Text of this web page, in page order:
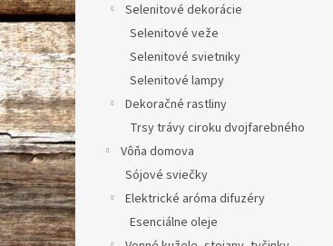
Selenitové dekorácie
Selenitové veže
Selenitové svietniky
Selenitové lampy
Dekoračné rastliny
Trsy trávy ciroku dvojfarebného
Vôňa domova
Sójové sviečky
Elektrické aróma difuzéry
Esenciálne oleje